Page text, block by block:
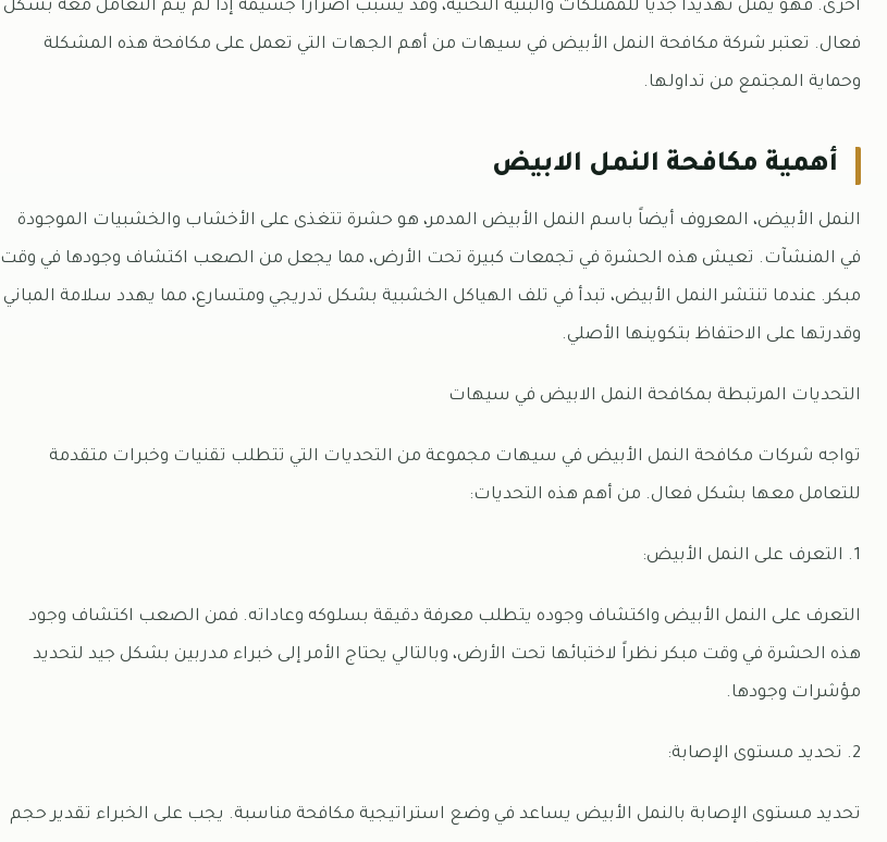
أخرى. فهو يمثل تهديداً جدياً للممتلكات والبنية التحتية، وقد يسبب أضراراً جسيمة إذا لم يتم التعامل معه بشكل
فعال. تعتبر شركة مكافحة النمل الأبيض في سيهات من أهم الجهات التي تعمل على مكافحة هذه المشكلة
وحماية المجتمع من تداولها.
أهمية مكافحة النمل الابيض
النمل الأبيض، المعروف أيضاً باسم النمل الأبيض المدمر، هو حشرة تتغذى على الأخشاب والخشبيات الموجودة
في المنشآت. تعيش هذه الحشرة في تجمعات كبيرة تحت الأرض، مما يجعل من الصعب اكتشاف وجودها في وقت
مبكر. عندما تنتشر النمل الأبيض، تبدأ في تلف الهياكل الخشبية بشكل تدريجي ومتسارع، مما يهدد سلامة المباني
وقدرتها على الاحتفاظ بتكوينها الأصلي.
التحديات المرتبطة بمكافحة النمل الابيض في سيهات
تواجه شركات مكافحة النمل الأبيض في سيهات مجموعة من التحديات التي تتطلب تقنيات وخبرات متقدمة
للتعامل معها بشكل فعال. من أهم هذه التحديات:
1. التعرف على النمل الأبيض:
التعرف على النمل الأبيض واكتشاف وجوده يتطلب معرفة دقيقة بسلوكه وعاداته. فمن الصعب اكتشاف وجود
هذه الحشرة في وقت مبكر نظراً لاختبائها تحت الأرض، وبالتالي يحتاج الأمر إلى خبراء مدربين بشكل جيد لتحديد
مؤشرات وجودها.
2. تحديد مستوى الإصابة:
تحديد مستوى الإصابة بالنمل الأبيض يساعد في وضع استراتيجية مكافحة مناسبة. يجب على الخبراء تقدير حجم